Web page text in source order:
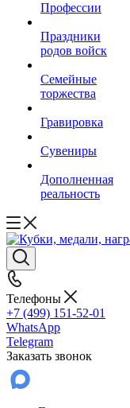
Профессии
Праздники
родов войск
Семейные
торжества
Гравировка
Сувениры
Дополненная
реальность
Телефоны
+7 (499) 151-52-01
WhatsApp
Telegram
Заказать звонок